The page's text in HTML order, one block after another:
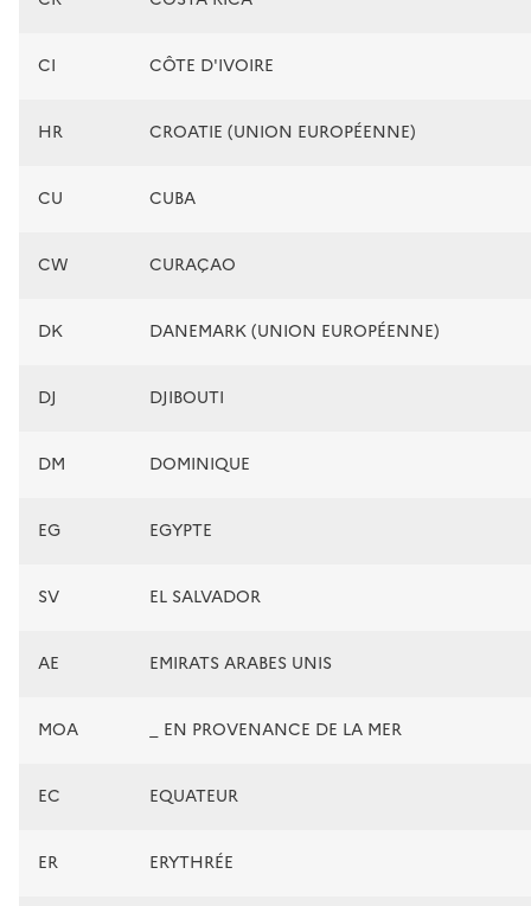
CI CÔTE D'IVOIRE
HR CROATIE (UNION EUROPÉENNE)
CU CUBA
CW CURAÇAO
DK DANEMARK (UNION EUROPÉENNE)
DJ DJIBOUTI
DM DOMINIQUE
EG EGYPTE
SV EL SALVADOR
AE EMIRATS ARABES UNIS
MOA _ EN PROVENANCE DE LA MER
EC EQUATEUR
ER ERYTHRÉE